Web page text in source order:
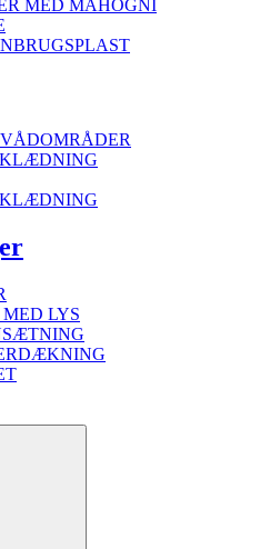
MED MAHOGNI
LYS